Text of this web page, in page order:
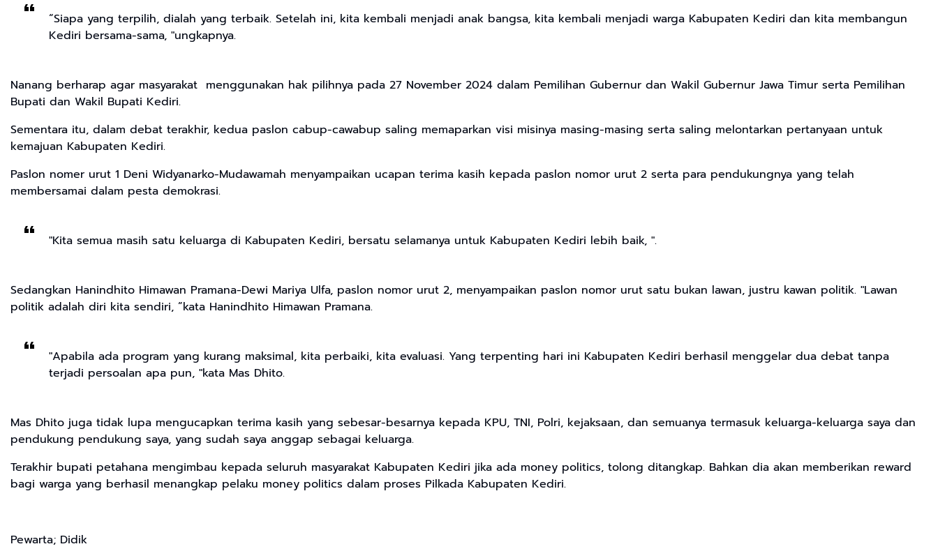
“Siapa yang terpilih, dialah yang terbaik. Setelah ini, kita kembali menjadi anak bangsa, kita kembali menjadi warga Kabupaten Kediri dan kita membangun
Kediri bersama-sama, "ungkapnya.
Nanang berharap agar masyarakat menggunakan hak pilihnya pada 27 November 2024 dalam Pemilihan Gubernur dan Wakil Gubernur Jawa Timur serta Pemilihan
Bupati dan Wakil Bupati Kediri.
Sementara itu, dalam debat terakhir, kedua paslon cabup-cawabup saling memaparkan visi misinya masing-masing serta saling melontarkan pertanyaan untuk
kemajuan Kabupaten Kediri.
Paslon nomer urut 1 Deni Widyanarko-Mudawamah menyampaikan ucapan terima kasih kepada paslon nomor urut 2 serta para pendukungnya yang telah
membersamai dalam pesta demokrasi.
"Kita semua masih satu keluarga di Kabupaten Kediri, bersatu selamanya untuk Kabupaten Kediri lebih baik, ".
Sedangkan Hanindhito Himawan Pramana-Dewi Mariya Ulfa, paslon nomor urut 2, menyampaikan paslon nomor urut satu bukan lawan, justru kawan politik. "Lawan
politik adalah diri kita sendiri, ”kata Hanindhito Himawan Pramana.
"Apabila ada program yang kurang maksimal, kita perbaiki, kita evaluasi. Yang terpenting hari ini Kabupaten Kediri berhasil menggelar dua debat tanpa
terjadi persoalan apa pun, "kata Mas Dhito.
Mas Dhito juga tidak lupa mengucapkan terima kasih yang sebesar-besarnya kepada KPU, TNI, Polri, kejaksaan, dan semuanya termasuk keluarga-keluarga saya dan
pendukung pendukung saya, yang sudah saya anggap sebagai keluarga.
Terakhir bupati petahana mengimbau kepada seluruh masyarakat Kabupaten Kediri jika ada money politics, tolong ditangkap. Bahkan dia akan memberikan reward
bagi warga yang berhasil menangkap pelaku money politics dalam proses Pilkada Kabupaten Kediri.
Pewarta; Didik